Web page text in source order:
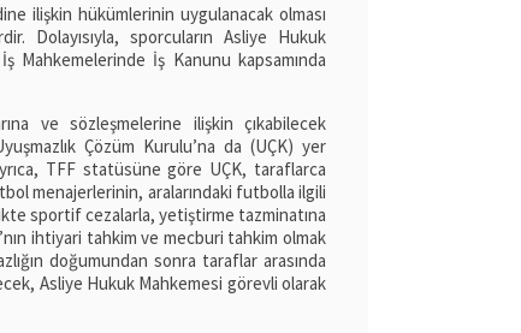
ilişkin hükümlerinin uygulanacak olması
Dolayısıyla, sporcuların Asliye Hukuk
Mahkemelerinde İş Kanunu kapsamında
ve sözleşmelerine ilişkin çıkabilecek
Çözüm Kurulu’na da (UÇK) yer
TFF statüsüne göre UÇK, taraflarca
menajerlerinin, aralarındaki futbolla ilgili
sportif cezalarla, yetiştirme tazminatına
ihtiyari tahkim ve mecburi tahkim olmak
doğumundan sonra taraflar arasında
Asliye Hukuk Mahkemesi görevli olarak